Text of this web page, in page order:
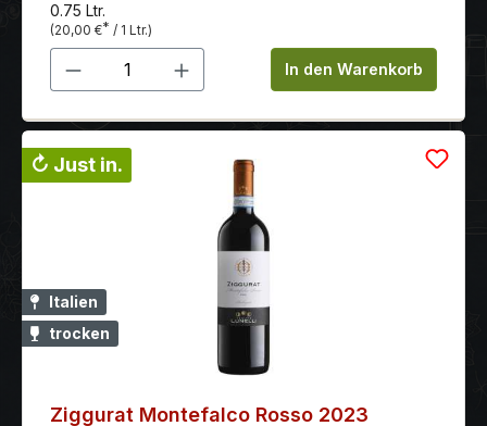
0.75 Ltr.
(20,00 €* / 1 Ltr.)
Produkt Anzahl: Gib denIn den Warenkorb
↻ Just in.
Italien
trocken
Ziggurat Montefalco Rosso 2023